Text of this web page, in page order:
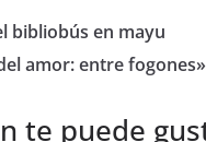
bibliobús en mayu
amor: entre
te puede